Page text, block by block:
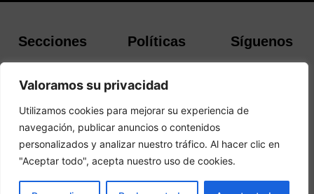
Valoramos su privacidad
Utilizamos cookies para mejorar su experiencia de
navegación, publicar anuncios o contenidos
personalizados y analizar nuestro tráfico. Al hacer clic en
"Aceptar todo", acepta nuestro uso de cookies.
Secciones
Buscador de
Guías de Viajes
Políticas
cookies
Política de
Privacidad
Síguenos
© 2026 Guias y Viajes. Todos los derechos reservados.